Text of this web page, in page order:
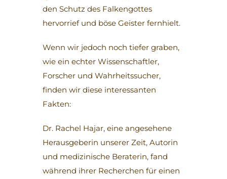
den Schutz des Falkengottes
hervorrief und böse Geister fernhielt.
Wenn wir jedoch noch tiefer graben,
wie ein echter Wissenschaftler,
Forscher und Wahrheitssucher,
finden wir diese interessanten
Fakten:
Dr. Rachel Hajar, eine angesehene
Herausgeberin unserer Zeit, Autorin
und medizinische Beraterin, fand
während ihrer Recherchen für einen